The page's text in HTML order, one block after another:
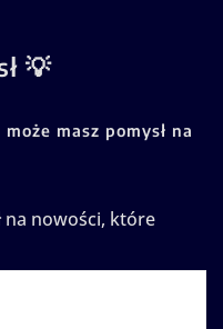
💡
masz pomysł na
na nowości, które